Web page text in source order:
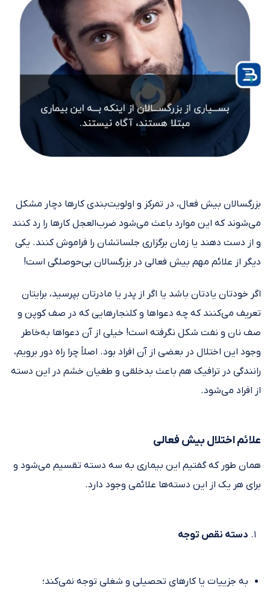
بزرگسالان بیش فعال، در تمرکز و اولویت‌بندی کارها دچار مشکل
می‌شوند که این موارد باعث می‌شود ضرب‌العجل کارها را رد کنند
و از دست دهند یا زمان برگزاری جلساتشان را فراموش کنند. یکی
دیگر از علائم مهم بیش فعالی در بزرگسالان بی‌حوصلگی است!
اگر خودتان یادتان باشد یا اگر از پدر یا مادرتان بپرسید، برایتان
تعریف می‌کنند که چه دعواها و کلنجارهایی که در صف کوپن و
صف نان و نفت شکل نگرفته است! خیلی از آن دعواها به‌خاطر
وجود این اختلال در بعضی از آن افراد بود. اصلاً چرا راه دور برویم،
رانندگی در ترافیک هم باعث بدخلقی و طغیان خشم در این دسته
از افراد می‌شود.
علائم اختلال بیش فعالی
همان طور که گفتیم این بیماری به سه دسته تقسیم می‌شود و
برای هر یک از این دسته‌ها علائمی وجود دارد.
دسته نقص توجه
به جزییات یا کارهای تحصیلی و شغلی توجه نمی‌کند؛